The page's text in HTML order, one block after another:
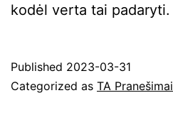
kodėl verta tai padaryti.
Published 2023-03-31
Categorized as TA Pranešimai